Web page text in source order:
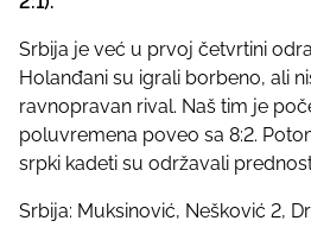
p
o
s
n
Srbija je već u prvoj četvrtini
Holanđani su igrali borbeno, ali
ravnopravan rival. Naš tim je
poluvremena poveo sa 8:2.
srpki kadeti su održavali
Srbija: Muksinović, Nešković 2,